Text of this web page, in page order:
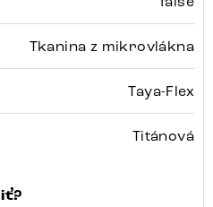
Tkanina z mikrovlákna
Taya-Flex
Titánová